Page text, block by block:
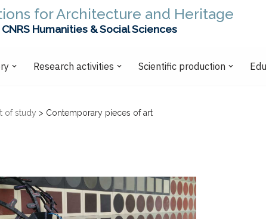
for Architecture and Heritage
Humanities & Social Sciences
Research activities Scientific production
of study > Contemporary pieces of art